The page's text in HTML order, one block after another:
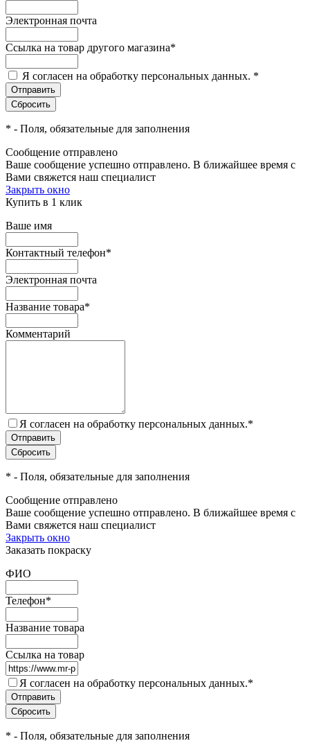
Электронная почта
Ссылка на товар другого магазина*
Я согласен на обработку персональных данных. *
* - Поля, обязательные для заполнения
Сообщение отправлено
Ваше сообщение успешно отправлено. В ближайшее время с
Вами свяжется наш специалист
Закрыть окно
Купить в 1 клик
Ваше имя
Контактный телефон*
Электронная почта
Название товара*
Комментарий
Я согласен на обработку персональных данных.*
* - Поля, обязательные для заполнения
Сообщение отправлено
Ваше сообщение успешно отправлено. В ближайшее время с
Вами свяжется наш специалист
Закрыть окно
Заказать покраску
ФИО
Телефон*
Название товара
Ссылка на товар
Я согласен на обработку персональных данных.*
* - Поля, обязательные для заполнения